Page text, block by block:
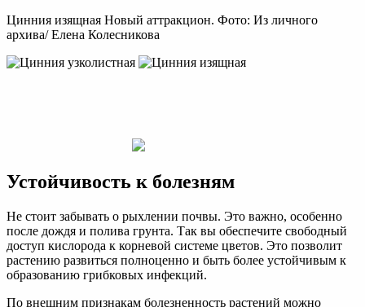
Цинния изящная Новый аттракцион. Фото: Из личного
архива/ Елена Колесникова
Устойчивость к болезням
Не стоит забывать о рыхлении почвы. Это важно, особенно
после дождя и полива грунта. Так вы обеспечите свободный
доступ кислорода к корневой системе цветов. Это позволит
растению развиться полноценно и быть более устойчивым к
образованию грибковых инфекций.
По внешним признакам болезненность растений можно